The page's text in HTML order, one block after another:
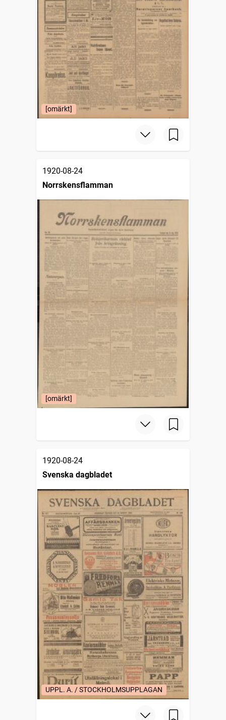
[omärkt]
1920-08-24
Norrskensflamman
[omärkt]
1920-08-24
Svenska dagbladet
UPPL. A. / STOCKHOLMSUPPLAGAN